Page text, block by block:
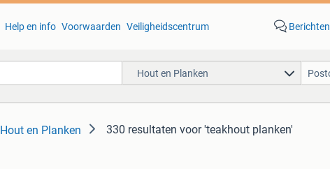
Help en info Voorwaarden Veiligheidscentrum Berichten
Hout en Planken
Hout en Planken 330 resultaten voor 'teakhout planken'